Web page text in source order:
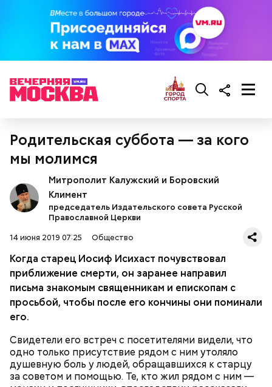
Родительская суббота — за кого
мы молимся
Митрополит Калужский и Боровский
Климент
председатель Издательского совета Русской
Православной Церкви
14 июня 2019 07:25
Общество
Когда старец Иосиф Исихаст почувствовал
приближение смерти, он заранее направил
письма знакомым священникам и епископам с
просьбой, чтобы после его кончины они поминали
его.
Свидетели его встреч с посетителями видели, что
одно только присутствие рядом с ним утоляло
душевную боль у людей, обращавшихся к старцу
за советом и помощью. Те, кто жил рядом с ним —
На Николу никому нельзя было грустить —
считалось, что это принесет суровые морозы.
Впрочем, в этот день погода и без того обычно
1 морковь;
Морковь, петрушку, репу и репчатый лук очистить,
промыть, нарезать тонкими квадратиками,
сложить в сотейник, добавить растительное масло
и спассеровать до готовности. Капусту промыть и
нарезать крупными шашками. Картофель очистить
и нарезать кубиками. В кипящую воду опустить
капусту, дать вскипеть, затем опустить картофель
кипении варить 15-20 минут. В конце варки в суп
положить красные помидоры, нарезанные
дольками, соль, перец горошком и лавровый лист,
дать закипеть и кастрюлю сдвинуть на край
Суп картофельный с перловой крупой